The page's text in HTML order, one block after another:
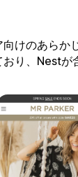
けのあらか
り、Nestが